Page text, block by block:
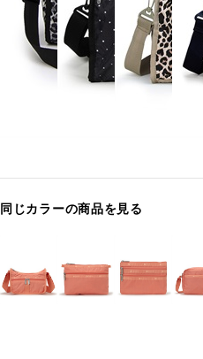
同じカラーの商品を見る